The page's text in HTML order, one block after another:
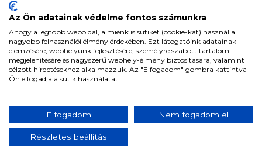
Minden jog fenntartva. All rights reserved.
Tervezte és készítette:
Vision-Software, az Octopus 8 ERP forgalmazója.
Az Ön adatainak védelme fontos számunkra
Ahogy a legtöbb weboldal, a miénk is sütiket (cookie-kat) használ a
nagyobb felhasználói élmény érdekében. Ezt látogatóink adatainak
elemzésére, webhelyünk fejlesztésére, személyre szabott tartalom
megjelenítésére és nagyszerű webhely-élmény biztosítására, valamint
célzott hirdetésekhez alkalmazzuk. Az "Elfogadom" gombra kattintva
Ön elfogadja a sütik használatát.
Elfogadom Nem fogadom el
Részletes beállítás